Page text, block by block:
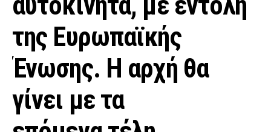
της Ευρωπαϊκής
Ένωσης. Η αρχή θα
γίνει με τα